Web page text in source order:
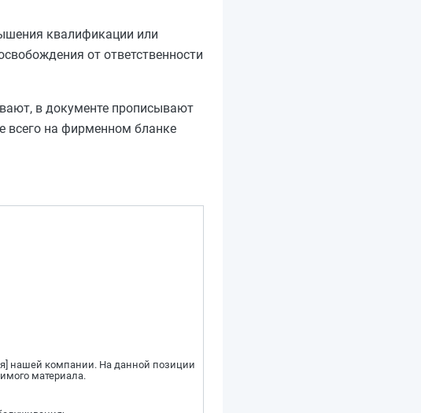
квалификации или
от ответственности
в документе прописывают
всего на фирменном бланке
нашей компании. На данной позиции
материала.